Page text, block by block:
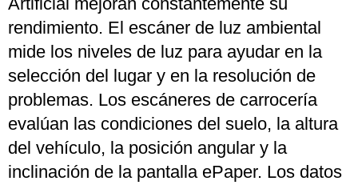
rendimiento. El escáner de luz ambiental
mide los niveles de luz para ayudar en la
selección del lugar y en la resolución de
problemas. Los escáneres de carrocería
evalúan las condiciones del suelo, la altura
del vehículo, la posición angular y la
inclinación de la pantalla ePaper. Los datos